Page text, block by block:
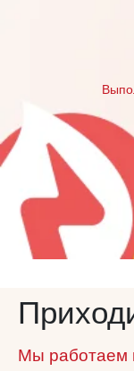
Мы работаем